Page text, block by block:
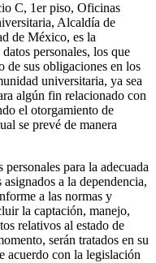
C, 1er piso, Oficinas
Alcaldía de
de México, es la
personales, los que
de sus obligaciones en los
universitaria, ya sea
algún fin relacionado con
el otorgamiento de
se prevé de manera
para la adecuada
a la dependencia,
a las normas y
la captación, manejo,
relativos al estado de
serán tratados en su
acuerdo con la legislación